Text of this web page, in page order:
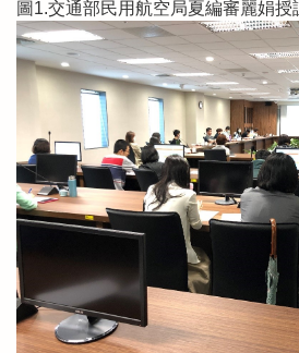
圖1.交通部民用航空局夏編審麗娟授